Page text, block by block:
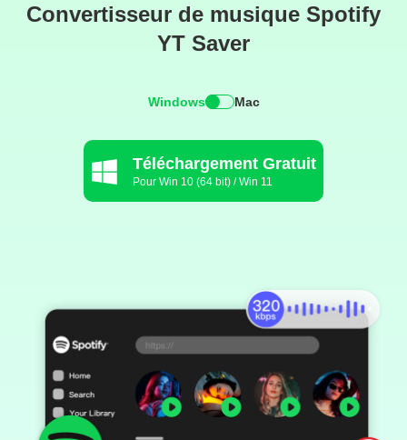
Convertisseur de musique Spotify
YT Saver
Windows Mac
Téléchargement Gratuit
Pour Win 10 (64 bit) / Win 11